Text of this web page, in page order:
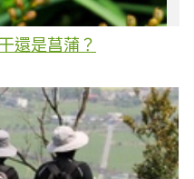
還是菖蒲？